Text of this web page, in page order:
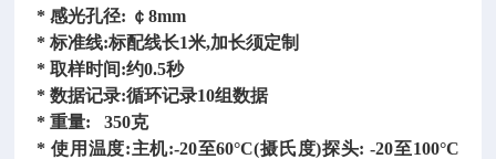
* 感光孔径: ￠8mm
* 标准线:标配线长1米,加长须定制
* 取样时间:约0.5秒
* 数据记录:循环记录10组数据
* 重量: 350克
* 使用温度:主机:-20至60°C(摄氏度)探头: -20至100°C